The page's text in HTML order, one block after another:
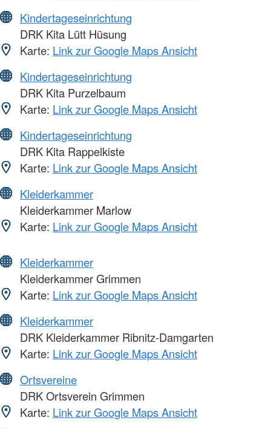
Kindertageseinrichtung
DRK Kita Lütt Hüsung
Karte: Link zur Google Maps Ansicht
Kindertageseinrichtung
DRK Kita Purzelbaum
Karte: Link zur Google Maps Ansicht
Kindertageseinrichtung
DRK Kita Rappelkiste
Karte: Link zur Google Maps Ansicht
Kleiderkammer
Kleiderkammer Marlow
Karte: Link zur Google Maps Ansicht
Kleiderkammer
Kleiderkammer Grimmen
Karte: Link zur Google Maps Ansicht
Kleiderkammer
DRK Kleiderkammer Ribnitz-Damgarten
Karte: Link zur Google Maps Ansicht
Ortsvereine
DRK Ortsverein Grimmen
Karte: Link zur Google Maps Ansicht